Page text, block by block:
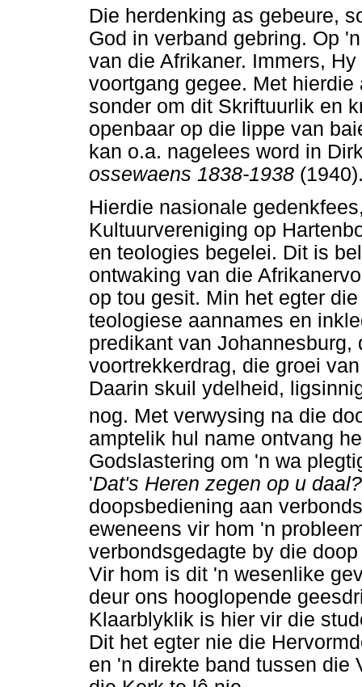
Die herdenking as gebeure,
God in verband gebring. Op
van die Afrikaner. Immers,
voortgang gegee. Met
sonder om dit Skriftuurlik en
openbaar op die lippe van
kan o.a. nagelees word in
ossewaens 1838-1938
Hierdie nasionale
Kultuurvereniging op
en teologies begelei. Dit is
ontwaking van die
op tou gesit. Min het egter
teologiese aannames en
predikant van
voortrekkerdrag, die groei
Daarin skuil ydelheid,
nog. Met verwysing na die
amptelik hul name ontvang
Godslastering om 'n wa
'Dat's Heren zegen op u daal?
doopsbediening aan
eweneens vir hom 'n
verbondsgedagte by die
Vir hom is dit 'n wesenlike
deur ons hooglopende
Klaarblyklik is hier vir die
Dit het egter nie die
en 'n direkte band tussen die